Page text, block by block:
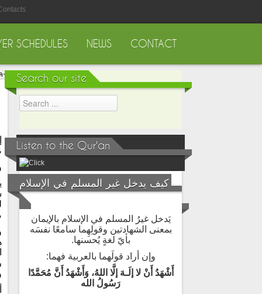
SCHEDULES NEWS CONTACT
Search our site
Listen to the Qur'an
كيف يدخل غير المسلم في الإسلام
يَدخل غيرُ المسلم في الإسلام بالإيمان
بمعنى الشهادتين وقولِهِما سامعًا نفسَه
بأيّ لغةٍ يُحسنها.
وإن أراد قولَهما بالعربية فهما:
أَشْهَدُ أَنْ لا إلَـهَ إلَّا اللهُ، وَأَشْهَدُ أَنَّ مُحَمَّدًا
رَسُولُ الله